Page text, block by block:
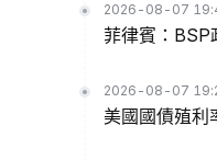
2026-08-07
菲律賓：BSP
2026-08-07
美國國債殖利